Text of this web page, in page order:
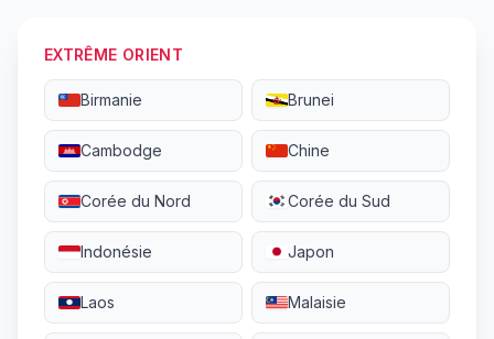
EXTRÊME ORIENT
Birmanie Brunei
Cambodge Chine
Corée du Nord Corée du Sud
Indonésie Japon
Laos Malaisie